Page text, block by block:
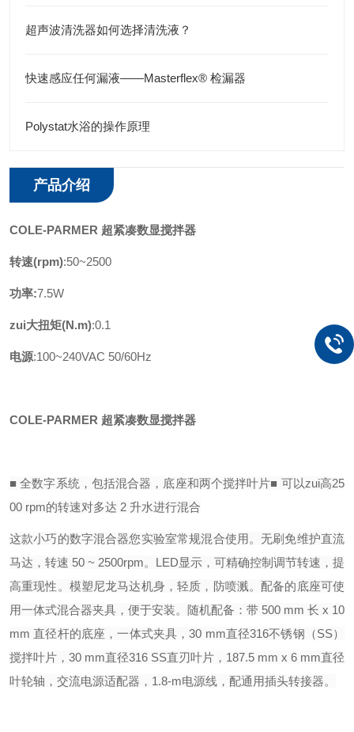
超声波清洗器如何选择清洗液？
快速感应任何漏液——Masterflex® 检漏器
Polystat水浴的操作原理
产品介绍
COLE-PARMER 超紧凑数显搅拌器
转速(rpm):50~2500
功率:7.5W
zui大扭矩(N.m):0.1
电源:100~240VAC 50/60Hz
COLE-PARMER 超紧凑数显搅拌器
■ 全数字系统，包括混合器，底座和两个搅拌叶片■ 可以zui高25
00 rpm的转速对多达 2 升水进行混合
这款小巧的数字混合器您实验室常规混合使用。无刷免维护直流
马达，转速 50 ~ 2500rpm。LED显示，可精确控制调节转速，提
高重现性。模塑尼龙马达机身，轻质，防喷溅。配备的底座可使
用一体式混合器夹具，便于安装。随机配备：带 500 mm 长 x 10
mm 直径杆的底座，一体式夹具，30 mm直径316不锈钢（SS）
搅拌叶片，30 mm直径316 SS直刃叶片，187.5 mm x 6 mm直径
叶轮轴，交流电源适配器，1.8-m电源线，配通用插头转接器。